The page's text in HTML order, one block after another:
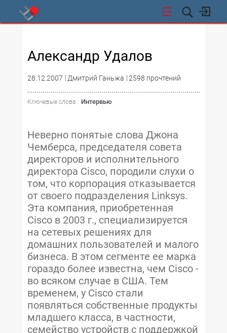
Александр Удалов
28.12.2007 Дмитрий Ганьжа 2598 прочтений
Ключевые слова : Интервью
Неверно понятые слова Джона
Чемберса, председателя совета
директоров и исполнительного
директора Cisco, породили слухи о
том, что корпорация отказывается
от своего подразделения Linksys.
Эта компания, приобретенная
Cisco в 2003 г., специализируется
на сетевых решениях для
домашних пользователей и малого
бизнеса. В этом сегменте ее марка
гораздо более известна, чем Cisco -
во всяком случае в США. Тем
временем, у Cisco стали
появляться собственные продукты
младшего класса, в частности,
семейство устройств с поддержкой